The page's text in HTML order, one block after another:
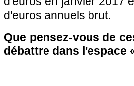
d'euros annuels brut.
Que pensez-vous de
débattre dans l'espace